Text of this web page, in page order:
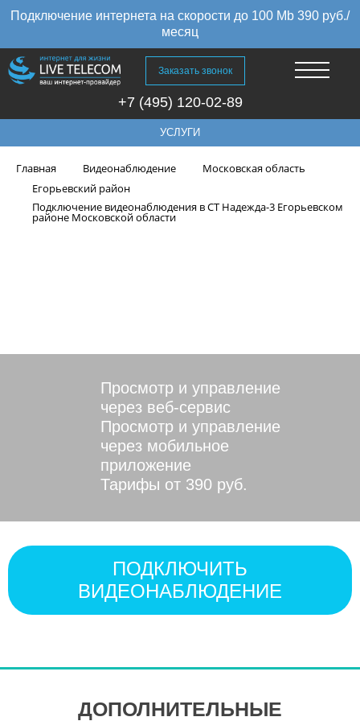
Подключение интернета на скорости до 100 Mb 390 руб./
месяц
Заказать звонок
+7 (495) 120-02-89
УСЛУГИ
Главная Видеонаблюдение
Московская область
Егорьевский район
Подключение видеонаблюдения в СТ Надежда-3 Егорьевском
районе Московской области
Просмотр и управление
через веб-сервис
Просмотр и управление
через мобильное
приложение
Тарифы от 390 руб.
ПОДКЛЮЧИТЬ
ВИДЕОНАБЛЮДЕНИЕ
ДОПОЛНИТЕЛЬНЫЕ